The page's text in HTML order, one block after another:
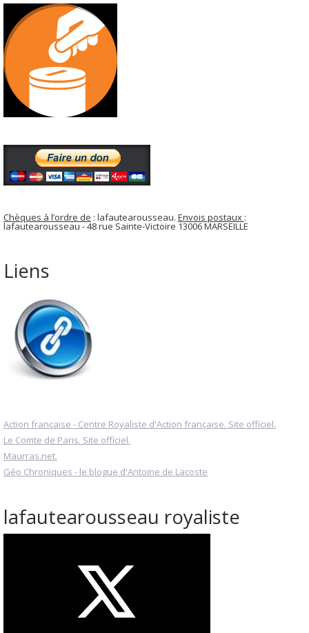
Chèques à l’ordre de : lafautearousseau. Envois postaux :
lafautearousseau - 48 rue Sainte-Victoire 13006 MARSEILLE
Liens
Action française - Centre Royaliste d'Action française. Site officiel.
Le Comte de Paris. Site officiel.
Maurras.net.
Géo Chroniques - le blogue d'Antoine de Lacoste
lafautearousseau royaliste